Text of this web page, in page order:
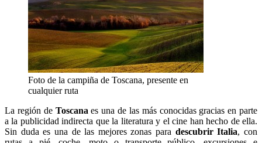
Foto de la campiña de Toscana, presente en
cualquier ruta
La región de Toscana es una de las más conocidas gracias en parte
a la publicidad indirecta que la literatura y el cine han hecho de ella.
Sin duda es una de las mejores zonas para descubrir Italia, con